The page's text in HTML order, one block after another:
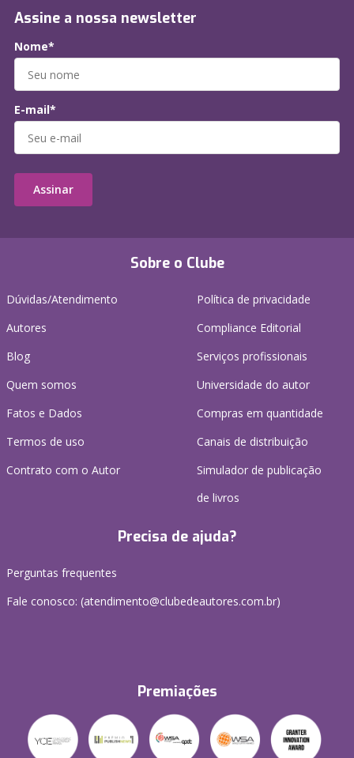
Sobre o Clube
Dúvidas/Atendimento
Autores
Blog
Quem somos
Fatos e Dados
Termos de uso
Contrato com o Autor
Política de privacidade
Compliance Editorial
Serviços profissionais
Universidade do autor
Compras em quantidade
Canais de distribuição
Simulador de publicação
de livros
Precisa de ajuda?
Perguntas frequentes
Fale conosco: (atendimento@clubedeautores.com.br)
Premiações
Assine a nossa newsletter
Nome*
E-mail*
Assinar